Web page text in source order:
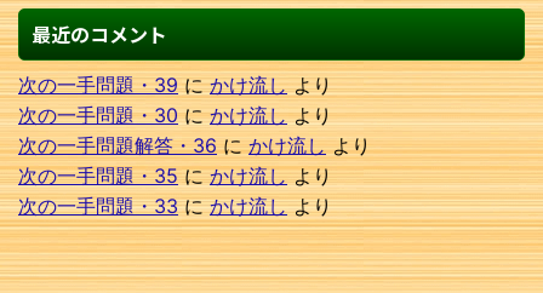
最近のコメント
次の一手問題・39にかけ流しより
次の一手問題・30にかけ流しより
次の一手問題解答・36にかけ流しより
次の一手問題・35にかけ流しより
次の一手問題・33にかけ流しより